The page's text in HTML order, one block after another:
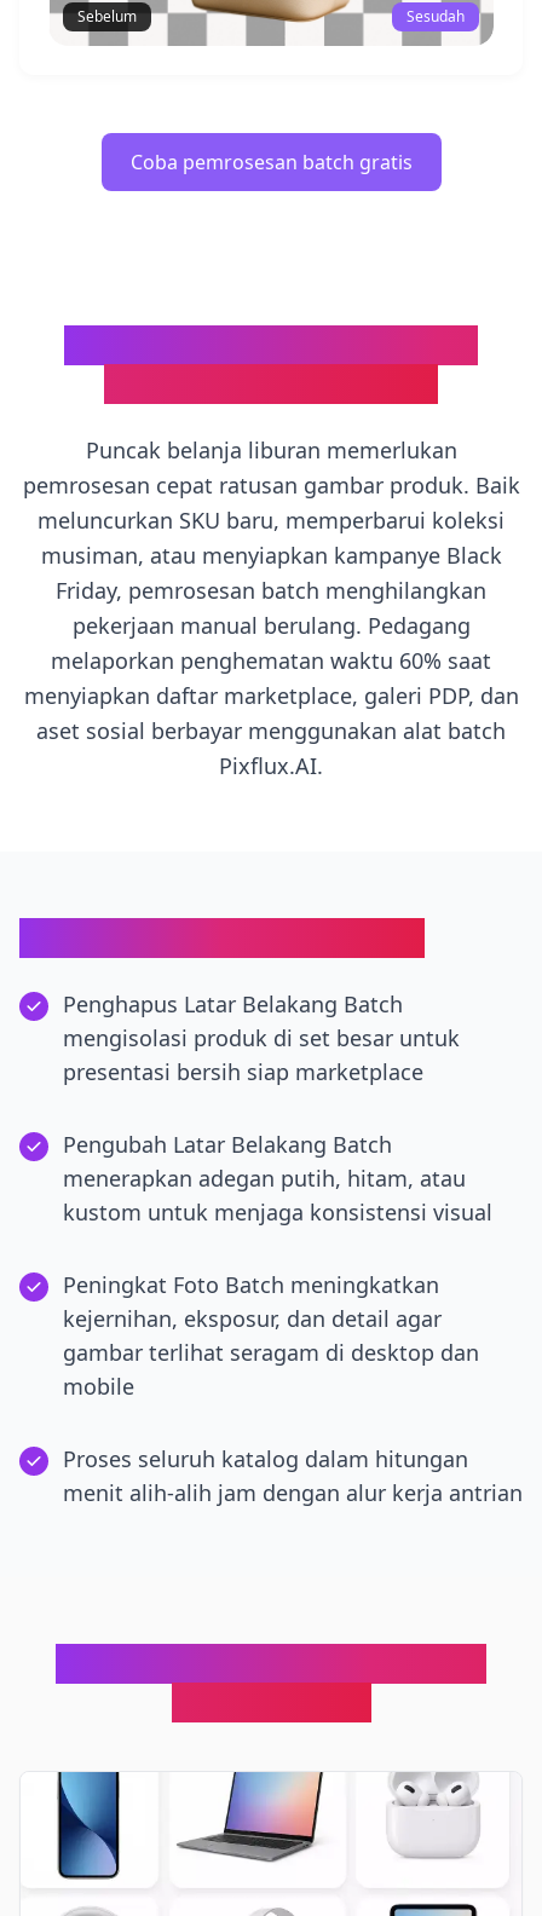
Sebelum Sesudah
Coba pemrosesan batch gratis
Puncak belanja liburan memerlukan
pemrosesan cepat ratusan gambar produk. Baik
meluncurkan SKU baru, memperbarui koleksi
musiman, atau menyiapkan kampanye Black
Friday, pemrosesan batch menghilangkan
pekerjaan manual berulang. Pedagang
melaporkan penghematan waktu 60% saat
menyiapkan daftar marketplace, galeri PDP, dan
aset sosial berbayar menggunakan alat batch
Pixflux.AI.
Penghapus Latar Belakang Batch
mengisolasi produk di set besar untuk
presentasi bersih siap marketplace
Pengubah Latar Belakang Batch
menerapkan adegan putih, hitam, atau
kustom untuk menjaga konsistensi visual
Peningkat Foto Batch meningkatkan
kejernihan, eksposur, dan detail agar
gambar terlihat seragam di desktop dan
mobile
Proses seluruh katalog dalam hitungan
menit alih-alih jam dengan alur kerja antrian